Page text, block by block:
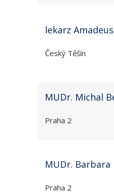
lekarz
Český Těšín
MUDr. Michal
Praha 2
MUDr. Barbara
Praha 2